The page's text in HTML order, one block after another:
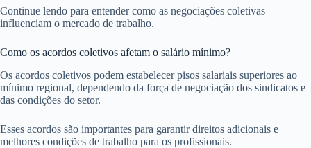
Continue lendo para entender como as negociações coletivas
influenciam o mercado de trabalho.
Como os acordos coletivos afetam o salário mínimo?
Os acordos coletivos podem estabelecer pisos salariais superiores ao
mínimo regional, dependendo da força de negociação dos sindicatos e
das condições do setor.
Esses acordos são importantes para garantir direitos adicionais e
melhores condições de trabalho para os profissionais.